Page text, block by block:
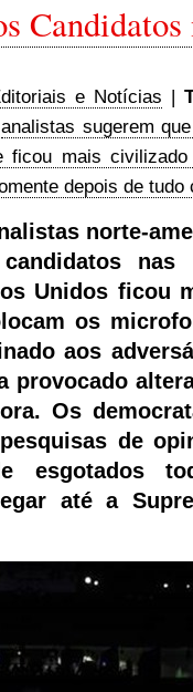
e Notícias |
analistas sugerem
ficou mais
depois de tudo
norte-
nas
Unidos ficou
os
aos
provocado
Os
de
esgotados
até a